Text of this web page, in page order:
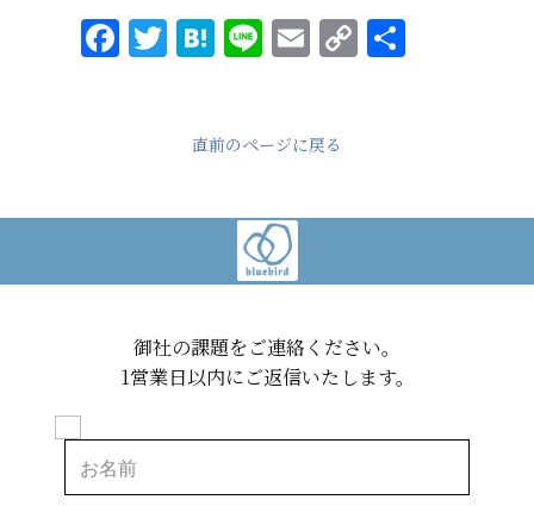
F
a
o
T
w
te
H
at
n
Li
n
E
m
l
C
o
n
直前のページに戻る
御社の課題をご連絡ください。
1営業日以内にご返信いたします。